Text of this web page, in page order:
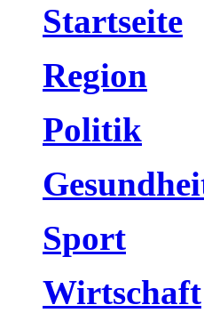
Startseite
Region
Politik
Sport
Wirtschaft